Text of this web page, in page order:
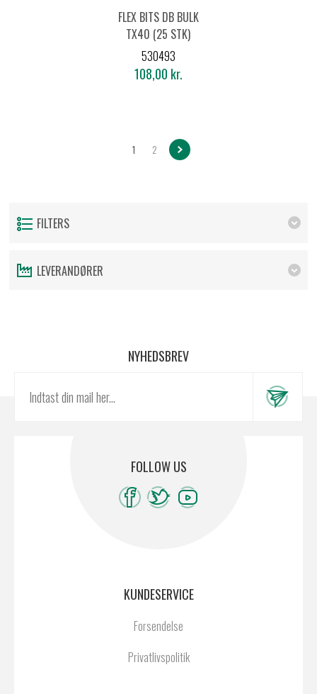
FLEX BITS DB BULK
TX40 (25 STK)
530493
108,00 kr.
1 2
FILTERS
LEVERANDØRER
NYHEDSBREV
FOLLOW US
KUNDESERVICE
Forsendelse
Privatlivspolitik